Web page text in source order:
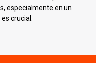
especialmente en un
crucial.